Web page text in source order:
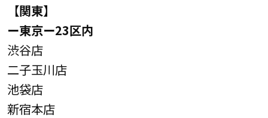
【関東】
ー東京ー23区内
渋谷店
二子玉川店
池袋店
新宿本店